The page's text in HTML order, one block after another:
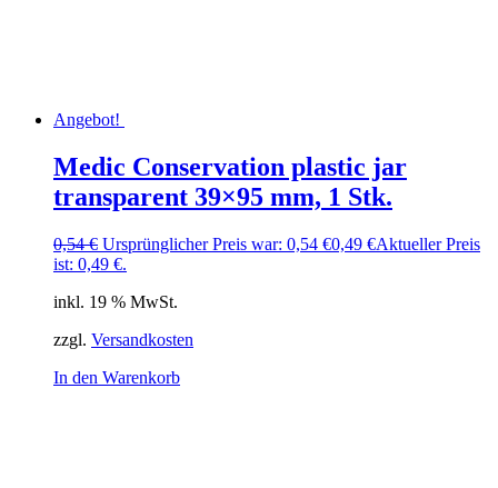
Angebot!
Medic Conservation plastic jar
transparent 39×95 mm, 1 Stk.
0,54€ Ursprünglicher Preis war: 0,54 €0,49 €Aktueller Preis
ist: 0,49 €.
inkl. 19 % MwSt.
zzgl. Versandkosten
In den Warenkorb